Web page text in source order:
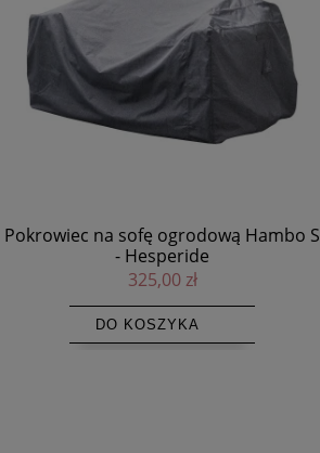
Pokrowiec na sofę ogrodową Hambo S
- Hesperide
325,00 zł
DO KOSZYKA